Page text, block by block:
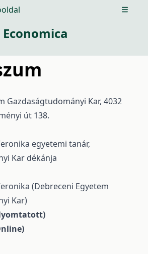
Open
Economica
Gazdaságtudományi Kar, 4032
út 138.
egyetemi tanár,
Kar dékánja
(Debreceni Egyetem
Kar)